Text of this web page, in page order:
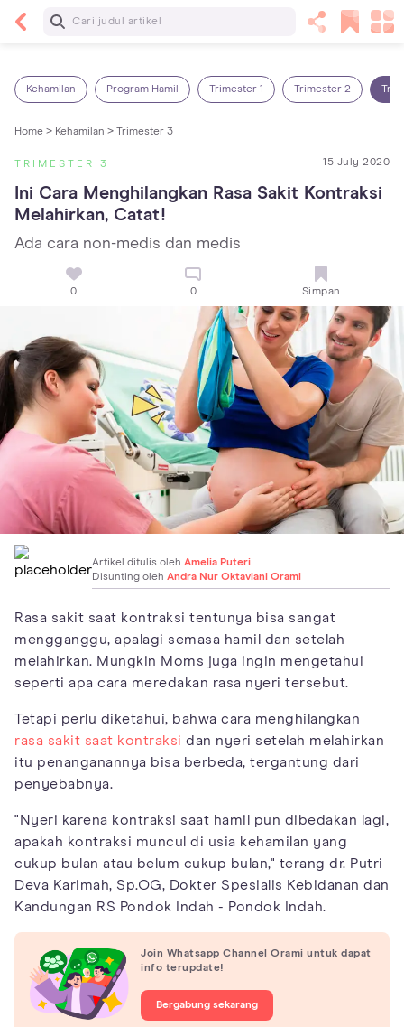
Baca Selanjutnya
Kehamilan Program Hamil Trimester 1 Trimester 2
Home > Kehamilan > Trimester 3
TRIMESTER 3 15 July 2020
Ini Cara Menghilangkan Rasa Sakit Kontraksi
Melahirkan, Catat!
Ada cara non-medis dan medis
0 0 Simpan
Artikel ditulis oleh Amelia Puteri
Disunting oleh Andra Nur Oktaviani Orami
Rasa sakit saat kontraksi tentunya bisa sangat
mengganggu, apalagi semasa hamil dan setelah
melahirkan. Mungkin Moms juga ingin mengetahui
seperti apa cara meredakan rasa nyeri tersebut.
Tetapi perlu diketahui, bahwa cara menghilangkan
rasa sakit saat kontraksi dan nyeri setelah melahirkan
itu penanganannya bisa berbeda, tergantung dari
penyebabnya.
"Nyeri karena kontraksi saat hamil pun dibedakan lagi,
apakah kontraksi muncul di usia kehamilan yang
cukup bulan atau belum cukup bulan," terang dr. Putri
Deva Karimah, Sp.OG, Dokter Spesialis Kebidanan dan
Kandungan RS Pondok Indah - Pondok Indah.
Join Whatsapp Channel Orami untuk dapat
info terupdate!
Bergabung sekarang